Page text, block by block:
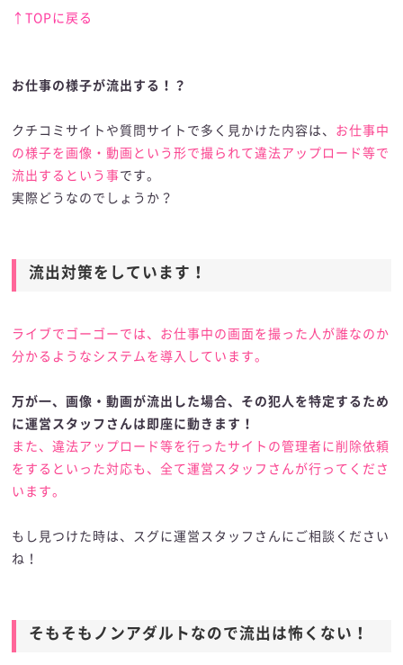
↑TOPに戻る
お仕事の様子が流出する！？
クチコミサイトや質問サイトで多く見かけた内容は、 お仕事中
の様子を画像・動画という形で撮られて違法アップロード等で
流出するという事です。
実際どうなのでしょうか？
流出対策をしています！
ライブでゴーゴーでは、お仕事中の画面を撮った人が誰なのか
分かるようなシステムを導入しています。
万が一、画像・動画が流出した場合、その犯人を特定するため
に運営スタッフさんは即座に動きます！
また、違法アップロード等を行ったサイトの管理者に削除依頼
をするといった対応も、全て運営スタッフさんが行ってくださ
います。
もし見つけた時は、スグに運営スタッフさんにご相談ください
ね！
そもそもノンアダルトなので流出は怖くない！